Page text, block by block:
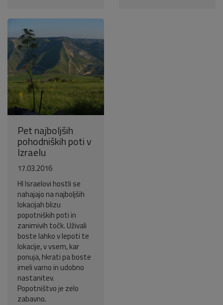
Pet najboljših
pohodniških poti v
Izraelu
17.03.2016
HI Israelovi hostli se
nahajajo na najboljših
lokacijah blizu
popotniških poti in
zanimivih točk. Uživali
boste lahko v lepoti te
lokacije, v vsem, kar
ponuja, hkrati pa boste
imeli varno in udobno
nastanitev.
Popotništvo je zelo
zabavno.